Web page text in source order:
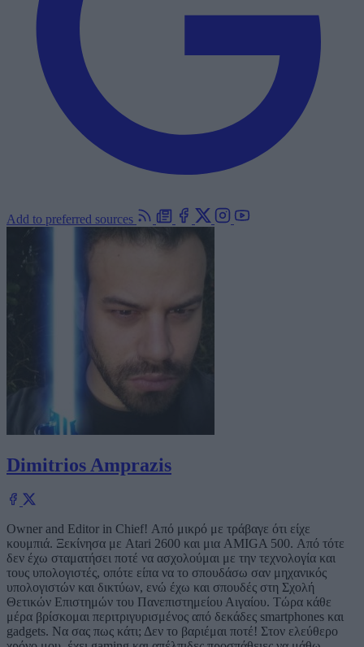
Add to preferred sources
Dimitrios Amprazis
Owner and Editor in Chief! Από μικρό με τράβαγε ότι είχε
κουμπιά. Ξεκίνησα με Atari 2600 και μια AMIGA 500. Από τότε
δεν έχω σταματήσει ποτέ να ασχολούμαι με την τεχνολογία και
τους υπολογιστές, οπότε είπα να το σπουδάσω σαν μηχανικός
υπολογιστών και δικτύων, ενώ έχω και σπουδές στη Σχολή
Θετικών Επιστημών του Πανεπιστημείου Αιγαίου. Τώρα κάθε
μέρα βρίσκομαι περιτριγυρισμένος από δεκάδες smartphones και
gadgets. Να σας πως κάτι; Δεν το βαριέμαι ποτέ! Στον ελεύθερο